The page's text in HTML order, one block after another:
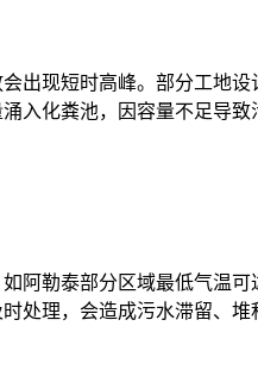
出现短时高峰。部分工地
入化粪池，因容量不足导
阿勒泰部分区域最低气温
处理，会造成污水滞留、